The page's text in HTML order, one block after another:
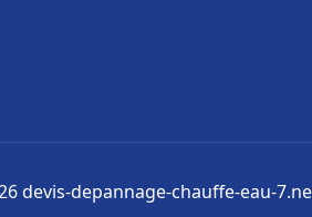
devis-depannage-chauffe-eau-